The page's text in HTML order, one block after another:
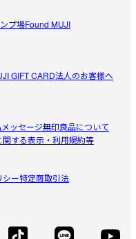
洗い替えで更に購入し
ますが。
よいです。
閉じる
プ場Found MUJI
GIFT CARD法人のお客様へ
ッセージ無印良品について
する表示・利用規約等
シー特定商取引法